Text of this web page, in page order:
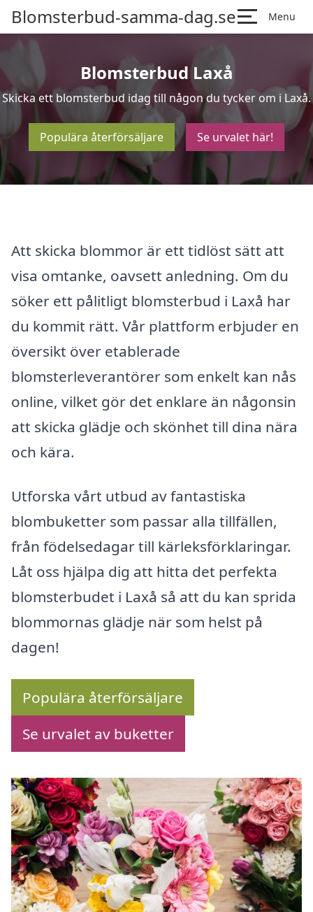
Blomsterbud-samma-dag.se Menu
Blomsterbud Laxå
Skicka ett blomsterbud idag till någon du tycker om i Laxå.
Populära återförsäljare Se urvalet här!
Att skicka blommor är ett tidlöst sätt att
visa omtanke, oavsett anledning. Om du
söker ett pålitligt blomsterbud i Laxå har
du kommit rätt. Vår plattform erbjuder en
översikt över etablerade
blomsterleverantörer som enkelt kan nås
online, vilket gör det enklare än någonsin
att skicka glädje och skönhet till dina nära
och kära.
Utforska vårt utbud av fantastiska
blombuketter som passar alla tillfällen,
från födelsedagar till kärleksförklaringar.
Låt oss hjälpa dig att hitta det perfekta
blomsterbudet i Laxå så att du kan sprida
blommornas glädje när som helst på
dagen!
Populära återförsäljare
Se urvalet av buketter